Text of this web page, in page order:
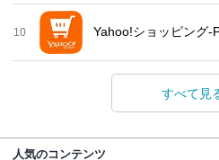
10 Yahoo!ショッピング-
すべて見
人気のコンテンツ